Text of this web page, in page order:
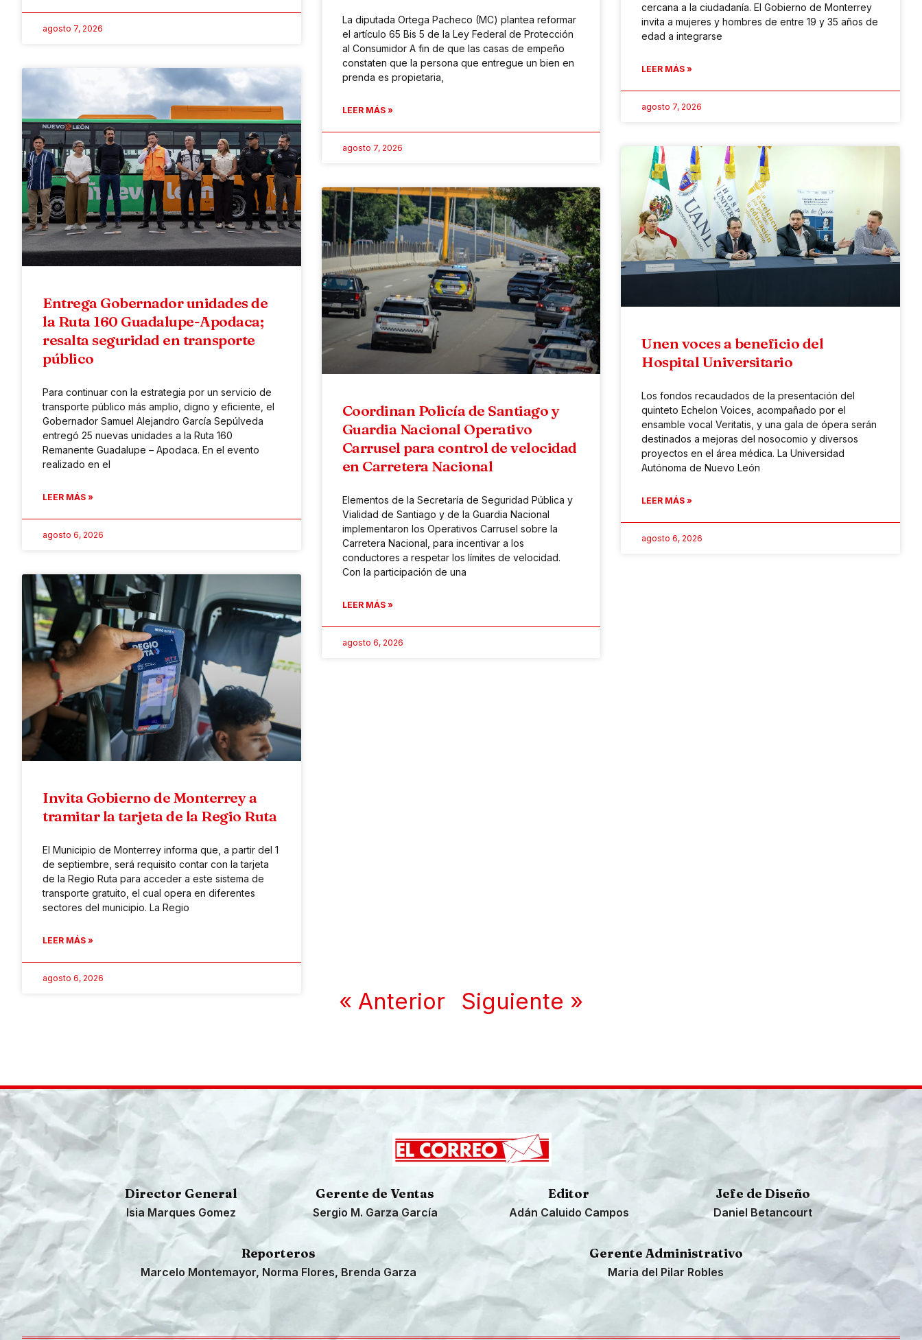
agosto 7, 2026
La diputada Ortega Pacheco (MC) plantea reformar
el artículo 65 Bis 5 de la Ley Federal de Protección
al Consumidor A fin de que las casas de empeño
constaten que la persona que entregue un bien en
prenda es propietaria,
LEER MÁS »
agosto 7, 2026
cercana a la ciudadanía. El Gobierno de Monterrey
invita a mujeres y hombres de entre 19 y 35 años de
edad a integrarse
LEER MÁS »
agosto 7, 2026
Entrega Gobernador unidades de
la Ruta 160 Guadalupe-Apodaca;
resalta seguridad en transporte
público
Para continuar con la estrategia por un servicio de
transporte público más amplio, digno y eficiente, el
Gobernador Samuel Alejandro García Sepúlveda
entregó 25 nuevas unidades a la Ruta 160
Remanente Guadalupe – Apodaca. En el evento
realizado en el
LEER MÁS »
agosto 6, 2026
Coordinan Policía de Santiago y
Guardia Nacional Operativo
Carrusel para control de velocidad
en Carretera Nacional
Elementos de la Secretaría de Seguridad Pública y
Vialidad de Santiago y de la Guardia Nacional
implementaron los Operativos Carrusel sobre la
Carretera Nacional, para incentivar a los
conductores a respetar los límites de velocidad.
Con la participación de una
LEER MÁS »
agosto 6, 2026
Unen voces a beneficio del
Hospital Universitario
Los fondos recaudados de la presentación del
quinteto Echelon Voices, acompañado por el
ensamble vocal Veritatis, y una gala de ópera serán
destinados a mejoras del nosocomio y diversos
proyectos en el área médica. La Universidad
Autónoma de Nuevo León
LEER MÁS »
agosto 6, 2026
Invita Gobierno de Monterrey a
tramitar la tarjeta de la Regio Ruta
El Municipio de Monterrey informa que, a partir del 1
de septiembre, será requisito contar con la tarjeta
de la Regio Ruta para acceder a este sistema de
transporte gratuito, el cual opera en diferentes
sectores del municipio. La Regio
LEER MÁS »
agosto 6, 2026
« Anterior Siguiente »
Director General
Isia Marques Gomez
Gerente de Ventas
Sergio M. Garza García
Editor
Adán Caluido Campos
Jefe de Diseño
Daniel Betancourt
Reporteros
Marcelo Montemayor, Norma Flores, Brenda Garza
Gerente Administrativo
Maria del Pilar Robles